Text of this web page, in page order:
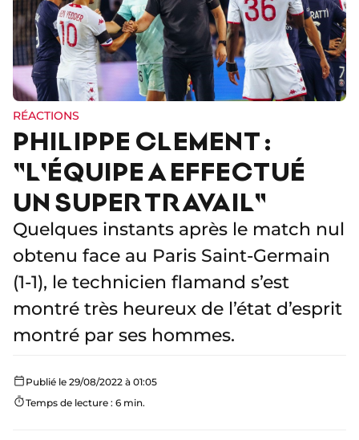
RÉACTIONS
PHILIPPE CLEMENT :
"L'ÉQUIPE A EFFECTUÉ
UN SUPER TRAVAIL"
Quelques instants après le match nul
obtenu face au Paris Saint-Germain
(1-1), le technicien flamand s’est
montré très heureux de l’état d’esprit
montré par ses hommes.
Publié le 29/08/2022 à 01:05
Temps de lecture : 6 min.